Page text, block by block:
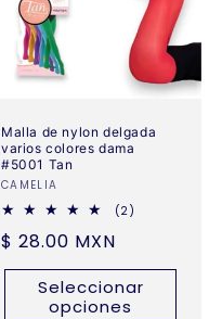
Malla de nylon delgada
varios colores dama
#5001 Tan
Proveedor:
CAMELIA
(2)
Precio
habitual
$ 28.00 MXN
Seleccionar
opciones